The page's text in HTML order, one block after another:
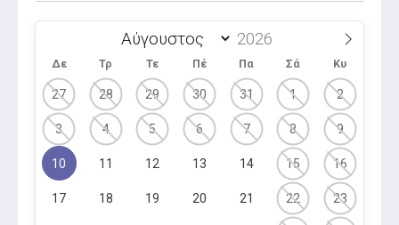
Δε Τρ Τε Πέ Πα Σά Κυ
27 28 29 30 31 1 2
3 4 5 6 7 8 9
10 11 12 13 14 15 16
17 18 19 20 21 22 23